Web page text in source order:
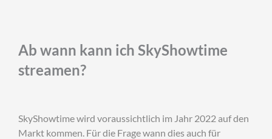
Ab wann kann ich SkyShowtime
streamen?
SkyShowtime wird voraussichtlich im Jahr 2022 auf den
Markt kommen. Für die Frage wann dies auch für